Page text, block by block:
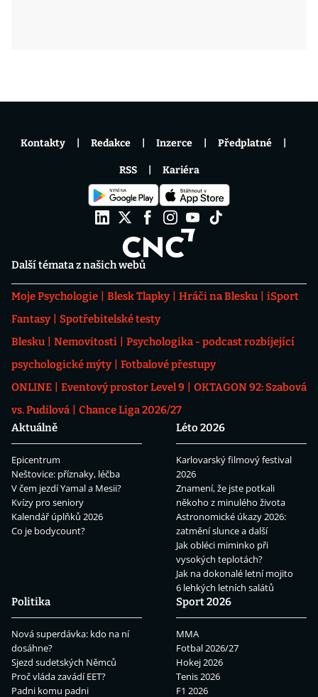
Další témata z našich webů
Moje Psychologie Blesk Tlapky Hráči na Blesku
iSport
Fantasy
Spotřebitelské testy
Blesku
Nemovitosti
Psychologika - podcast rozbíjející
psychologické mýty
Fotbalové přestupy
ONLINE
Eventový prostor Level 9
OKTAGON 92: Szabová
vs. Pudilová
Chance Liga 2026/27
Aktuálně
Epicentrum
Neštovice: příznaky, léčba
V čem jezdí Yamal a Mesii?
Kvízy pro seniory
Kalendář úplňků 2026
Co je bodycount?
Léto 2026
Karlovarský filmový festival
2026
Znamení, že jste potkali
někoho z minulého života
Astronomické úkazy 2026:
zatmění slunce a další
Jak obléci miminko při
vysokých teplotách?
Jak na dokonalé letní mojito
6 lehkých letních salátů
Politika
Nová superdávka: kdo na ní
dosáhne?
Sjezd sudetských Němců
Proč vláda zavádí EET?
Padni komu padni
Sport 2026
MMA
Fotbal 2026/27
Hokej 2026
Tenis 2026
F1 2026
Kontakty Redakce Inzerce Předplatné
RSS Kariéra